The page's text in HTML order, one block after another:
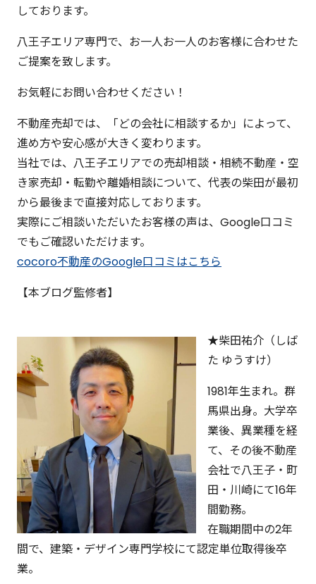
しております。
八王子エリア専門で、お一人お一人のお客様に合わせた
ご提案を致します。
お気軽にお問い合わせください！
不動産売却では、「どの会社に相談するか」によって、
進め方や安心感が大きく変わります。
当社では、八王子エリアでの売却相談・相続不動産・空
き家売却・転勤や離婚相談について、代表の柴田が最初
から最後まで直接対応しております。
実際にご相談いただいたお客様の声は、Google口コミ
でもご確認いただけます。
cocoro不動産のGoogle口コミはこちら
【本ブログ監修者】
★柴田祐介（しば
た ゆうすけ）
1981年生まれ。群
馬県出身。大学卒
業後、異業種を経
て、その後不動産
会社で八王子・町
田・川崎にて16年
間勤務。
在職期間中の2年
間で、建築・デザイン専門学校にて認定単位取得後卒
業。